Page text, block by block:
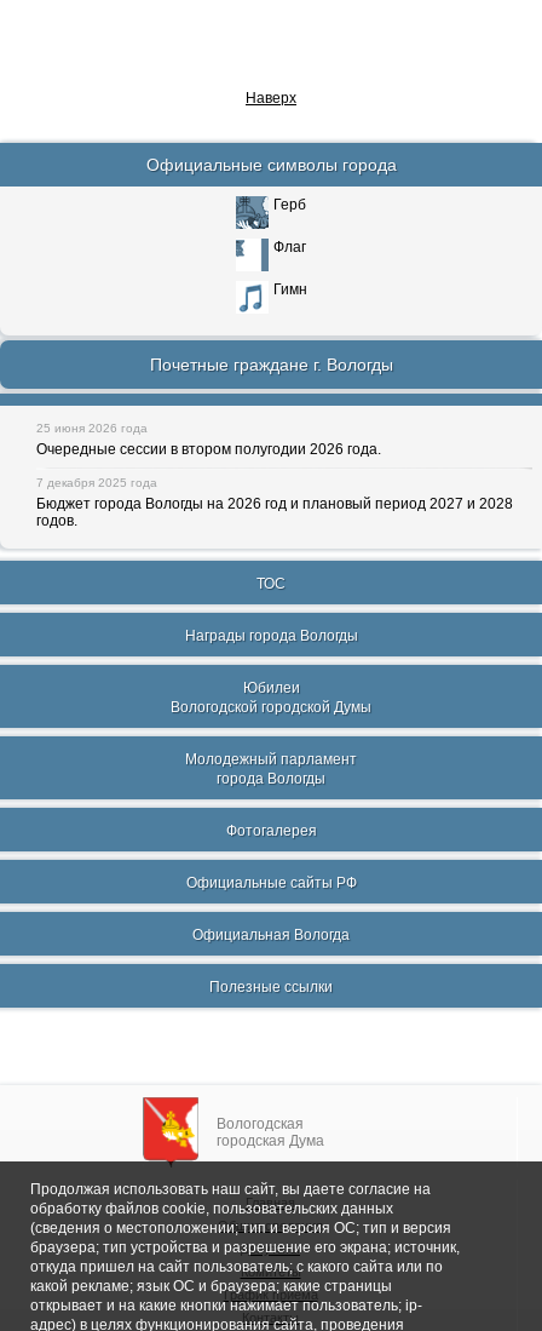
Наверх
Официальные символы города
Герб
Флаг
Гимн
Почетные граждане г. Вологды
25 июня 2026 года
Очередные сессии в втором полугодии 2026 года.
7 декабря 2025 года
Бюджет города Вологды на 2026 год и плановый период 2027 и 2028
годов.
ТОС
Награды города Вологды
Юбилеи
Вологодской городской Думы
Молодежный парламент
города Вологды
Фотогалерея
Официальные сайты РФ
Официальная Вологда
Полезные ссылки
Вологодская
городская Дума
Главная
Общие сведения
Депутаты
Комитеты
График приема
Контакты
Продолжая использовать наш сайт, вы даете согласие на
обработку файлов cookie, пользовательских данных
(сведения о местоположении; тип и версия ОС; тип и версия
браузера; тип устройства и разрешение его экрана; источник,
откуда пришел на сайт пользователь; с какого сайта или по
какой рекламе; язык ОС и браузера; какие страницы
открывает и на какие кнопки нажимает пользователь; ip-
адрес) в целях функционирования сайта, проведения